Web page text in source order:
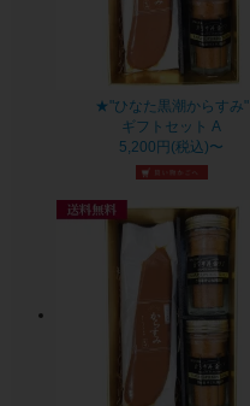
★"ひなた黒潮からすみ"
ギフトセット A
5,200円(税込)〜